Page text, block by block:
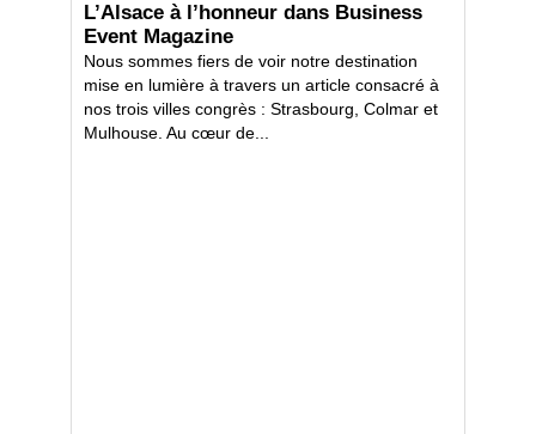
L’Alsace à l’honneur dans Business
Event Magazine
Nous sommes fiers de voir notre destination
mise en lumière à travers un article consacré à
nos trois villes congrès : Strasbourg, Colmar et
Mulhouse. Au cœur de...